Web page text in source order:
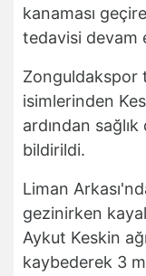
kanaması
tedavisi devam
Zonguldakspor
isimlerinden
ardından
bildirildi.
Liman
gezinirken
Aykut Keskin
kaybederek 3